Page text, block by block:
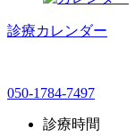
診療カレンダー
050-1784-7497
診療時間